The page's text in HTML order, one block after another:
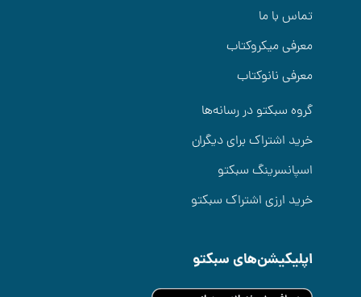
تماس با ما
معرفی میکروکتاب
معرفی نانوکتاب
گروه سبکتو در رسانه‌ها
خرید اشتراک برای دیگران
اسپانسرینگ سبکتو
خرید ارزی اشتراک سبکتو
اپلیکیشن‌های سبکتو